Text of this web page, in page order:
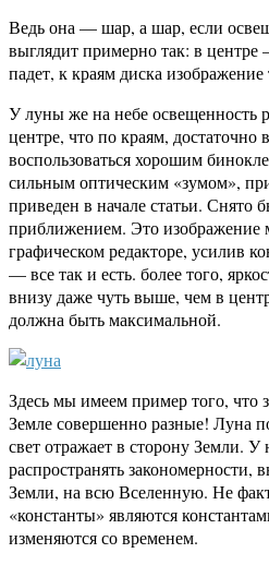
Ведь она — шар, а шар, если
выглядит примерно так: в
падет, к краям диска изображение
У луны же на небе освещенность
центре, что по краям,
воспользоваться хорошим
сильным оптическим «зумом»,
приведен в начале статьи. Снято
приближением. Это изображение
графическом редакторе, усилив
— все так и есть. более того,
внизу даже чуть выше, чем в
должна быть максимальной.
Здесь мы имеем пример того, что
Земле совершенно разные! Луна
свет отражает в сторону Земли.
распространять закономерности,
Земли, на всю Вселенную. Не
«константы» являются
изменяются со временем.